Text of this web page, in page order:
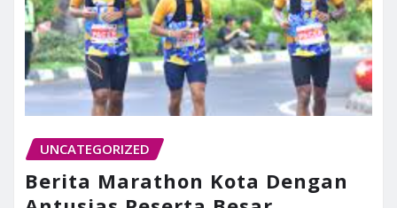
UNCATEGORIZED
Berita Marathon Kota Dengan